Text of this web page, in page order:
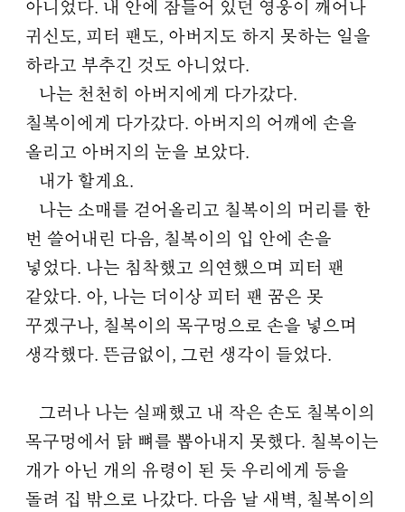
아니었다. 내 안에 잠들어 있던 영웅이 깨어나
귀신도, 피터 팬도, 아버지도 하지 못하는 일을
하라고 부추긴 것도 아니었다.
나는 천천히 아버지에게 다가갔다.
칠복이에게 다가갔다. 아버지의 어깨에 손을
올리고 아버지의 눈을 보았다.
내가 할게요.
나는 소매를 걷어올리고 칠복이의 머리를 한
번 쓸어내린 다음, 칠복이의 입 안에 손을
넣었다. 나는 침착했고 의연했으며 피터 팬
같았다. 아, 나는 더이상 피터 팬 꿈은 못
꾸겠구나, 칠복이의 목구멍으로 손을 넣으며
생각했다. 뜬금없이, 그런 생각이 들었다.
그러나 나는 실패했고 내 작은 손도 칠복이의
목구멍에서 닭 뼈를 뽑아내지 못했다. 칠복이는
개가 아닌 개의 유령이 된 듯 우리에게 등을
돌려 집 밖으로 나갔다. 다음 날 새벽, 칠복이의